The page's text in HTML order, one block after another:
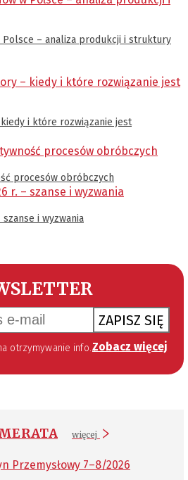
– analiza produkcji i struktury
i które rozwiązanie jest
procesów obróbczych
i wyzwania
ZAPISZ SIĘ
ust 2 ustawy z dnia 18 lipca 2002 roku o świadczeniu usług drogą elektroniczną (Dz. U. 144 z 2002 r. poz. 1204). Zgoda jest dobrowolna, jednak jej wyrażenie jest konieczne, aby otrzymywać newsletter. Zobacz więcej
więcej